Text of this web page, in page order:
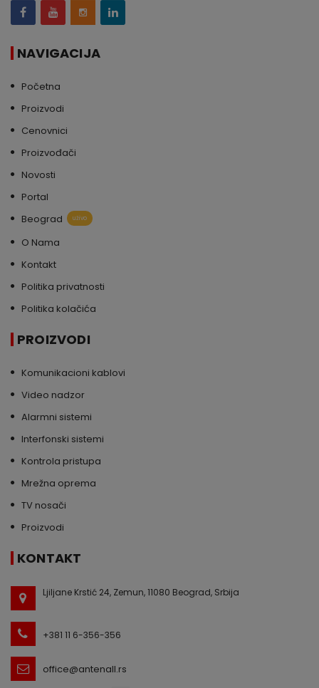
NAVIGACIJA
Početna
Proizvodi
Cenovnici
Proizvođači
Novosti
Portal
Beograd
uživo
O Nama
Kontakt
Politika privatnosti
Politika kolačića
PROIZVODI
Komunikacioni kablovi
Video nadzor
Alarmni sistemi
Interfonski sistemi
Kontrola pristupa
Mrežna oprema
TV nosači
Proizvodi
KONTAKT
Ljiljane Krstić 24, Zemun, 11080 Beograd, Srbija
+381 11 6-356-356
office@antenall.rs